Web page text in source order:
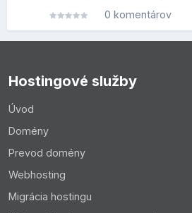
0 komentárov
Hostingové služby
Úvod
Domény
Prevod domény
Webhosting
Migrácia hostingu